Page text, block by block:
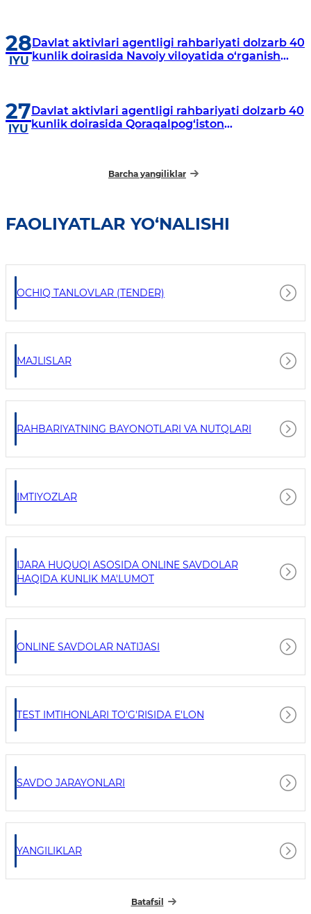
28
IYU
Davlat aktivlari agentligi rahbariyati dolzarb 40
kunlik doirasida Navoiy viloyatida o‘rganish
27
IYU
Davlat aktivlari agentligi rahbariyati dolzarb 40
kunlik doirasida Qoraqalpog‘iston
Barcha yangiliklar
FAOLIYATLAR YO‘NALISHI
OCHIQ TANLOVLAR (TENDER)
MAJLISLAR
RAHBARIYATNING BAYONOTLARI VA NUTQLARI
IMTIYOZLAR
IJARA HUQUQI ASOSIDA ONLINE SAVDOLAR
HAQIDA KUNLIK MA'LUMOT
ONLINE SAVDOLAR NATIJASI
TEST IMTIHONLARI TO'G'RISIDA E'LON
SAVDO JARAYONLARI
YANGILIKLAR
Batafsil